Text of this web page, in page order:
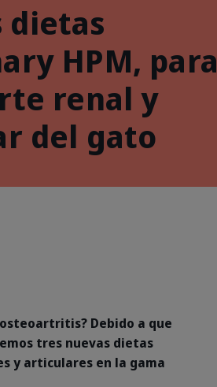
dietas
HPM, para
renal y
del gato
Debido a que
tres nuevas dietas
y articulares en la gama